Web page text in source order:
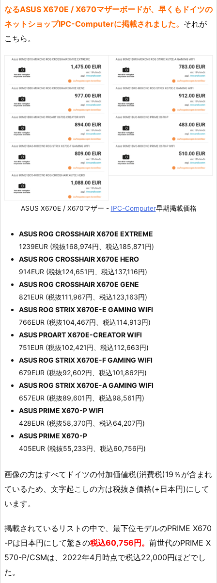
なるASUS X670E / X670マザーボードが、早くもドイツの
ネットショップIPC-Computerに掲載されました。 それが
こちら。
ASUS X670E / X670マザー - IPC-Computer早期掲載価格
ASUS ROG CROSSHAIR X670E EXTREME
1239EUR (税抜168,974円、税込185,871円)
ASUS ROG CROSSHAIR X670E HERO
914EUR (税抜124,651円、税込137,116円)
ASUS ROG CROSSHAIR X670E GENE
821EUR (税抜111,967円、税込123,163円)
ASUS ROG STRIX X670E-E GAMING WIFI
766EUR (税抜104,467円、税込114,913円)
ASUS PROART X670E-CREATOR WIFI
751EUR (税抜102,421円、税込112,663円)
ASUS ROG STRIX X670E-F GAMING WIFI
679EUR (税抜92,602円、税込101,862円)
ASUS ROG STRIX X670E-A GAMING WIFI
657EUR (税抜89,601円、税込98,561円)
ASUS PRIME X670-P WIFI
428EUR (税抜58,370円、税込64,207円)
ASUS PRIME X670-P
405EUR (税抜55,233円、税込60,756円)
画像の方はすべてドイツの付加価値税(消費税)19％が含まれ
ているため、文字起こしの方は税抜き価格(+日本円)にして
います。
掲載されているリストの中で、最下位モデルのPRIME X670
-Pは日本円にして驚きの税込60,756円。 前世代のPRIME X
570-P/CSMは、2022年4月時点で税込22,000円ほどでし
た。